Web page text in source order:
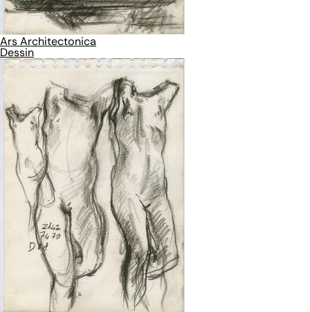
Ars Architectonica
Dessin